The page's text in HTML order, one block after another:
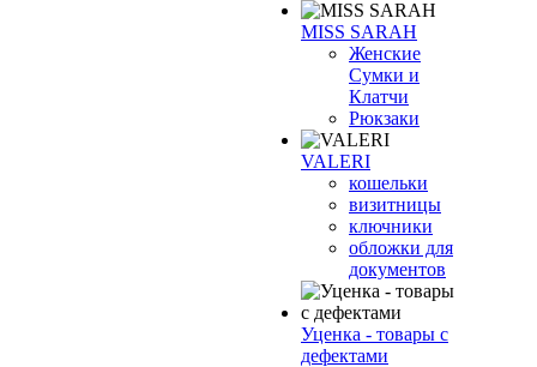
MISS SARAH
Женские
Сумки и
Клатчи
Рюкзаки
VALERI
кошельки
визитницы
ключники
обложки для
документов
Уценка - товары с
дефектами